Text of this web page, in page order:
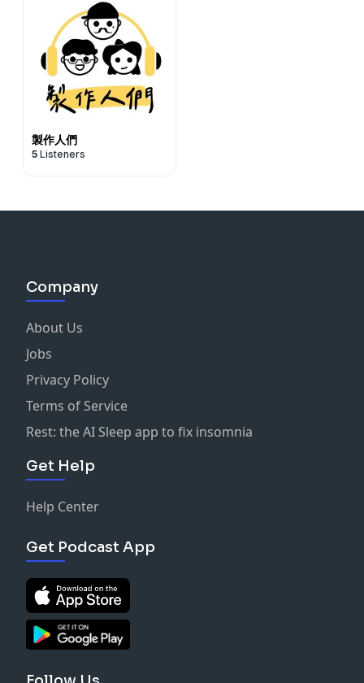
製作人們
5 Listeners
Company
About Us
Jobs
Privacy Policy
Terms of Service
Rest: the AI Sleep app to fix insomnia
Get Help
Help Center
Get Podcast App